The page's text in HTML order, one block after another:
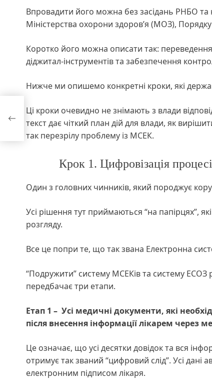
Впровадити його можна без засідань РНБО та
Міністерства охорони здоровʼя (МОЗ),
Коротко його можна описати так:
діджитал-інструментів та забезпечення
Нижче ми опишемо конкретні кроки, які
Ці кроки очевидно не знімають з влади
текст дає чіткий план дій для влади, як
так перезрілу проблему із МСЕК.
Крок 1. Цифровізація
Один з головних чинників, який породжує
Усі рішення тут приймаються “на папірцях”,
розгляду.
Все це попри те, що так звана Електронна
“Подружити” систему МСЕКів та систему ЕСОЗ
передбачає три етапи.
Етап 1 – Усі медичні документи, які
після внесення інформації лікарем через
Це означає, що усі десятки довідок та вся
отримує так званий “цифровий слід”. Усі
електронним підписом лікаря.